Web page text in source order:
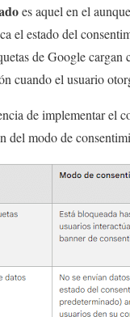
es aquel en el
el estado del
de Google
cuando el usuario
de implementar el
del modo de